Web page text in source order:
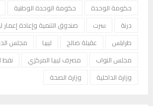
حكومة الوحدة
حكومة الوحدة الوطنية
درنة
سرت صندوق التنمية وإعادة إعمار
طرابلس
عقيلة صالح ليبيا
مجلس
مجلس النواب
مصرف ليبيا المركزي
نفط
وزارة الداخلية
وزارة الصحة